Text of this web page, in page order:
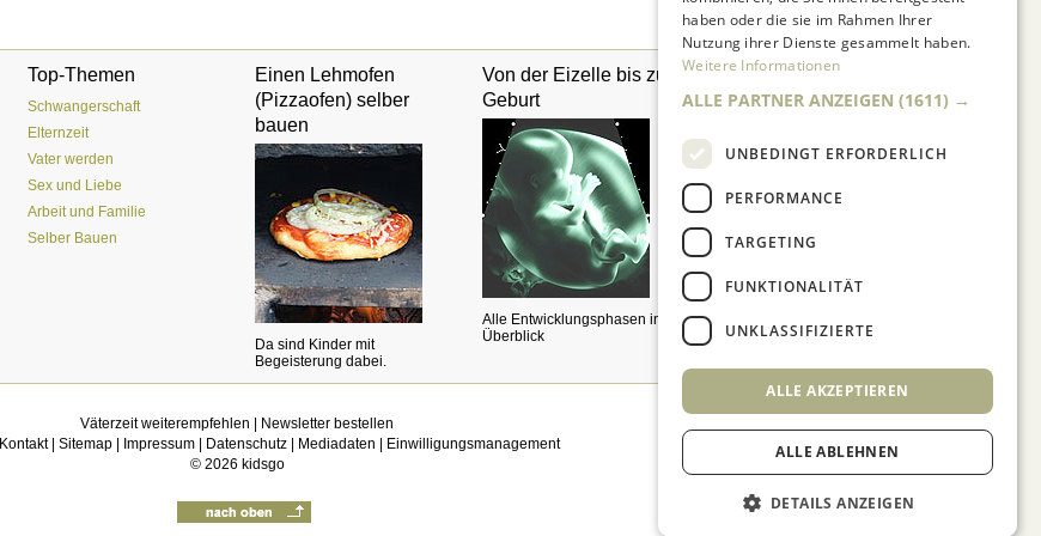
Top-Themen
Schwangerschaft
Elternzeit
Vater werden
Sex und Liebe
Arbeit und Familie
Selber Bauen
Einen Lehmofen
(Pizzaofen) selber
bauen
Da sind Kinder mit
Begeisterung dabei.
Von der Eizelle bis zur
Geburt
Alle Entwicklungsphasen im
Überblick
Fahrradanhänger
Wie steht es mit Sicherheit,
Väterzeit weiterempfehlen
Newsletter bestellen
Kontakt| Sitemap| Impressum| Datenschutz| Mediadaten
Einwilligungsmanagement
© 2026 kidsgo
haben oder die sie im Rahmen Ihrer
Nutzung ihrer Dienste gesammelt haben.
Weitere Informationen
ALLE PARTNER ANZEIGEN (1611) →
UNBEDINGT ERFORDERLICH
PERFORMANCE
TARGETING
FUNKTIONALITÄT
UNKLASSIFIZIERTE
ALLE AKZEPTIEREN
ALLE ABLEHNEN
DETAILS ANZEIGEN